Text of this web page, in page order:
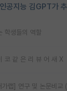
공지능 김GPT가
학생들의 역할
코 같 은 리 뷰 어 새 X
랩] 연구 및 논문비교